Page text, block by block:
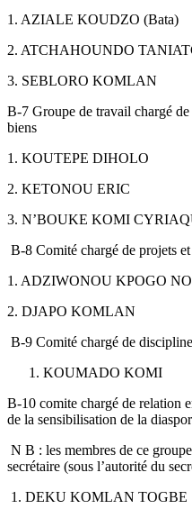
1. AZIALE KOUDZO (Bata)
2. ATCHAHOUNDO
3. SEBLORO KOMLAN
B-7 Groupe de travail chargé
biens
1. KOUTEPE DIHOLO
2. KETONOU ERIC
3. N’BOUKE KOMI
B-8 Comité chargé de projets
1. ADZIWONOU KPOGO
2. DJAPO KOMLAN
B-9 Comité chargé de
KOUMADO KOMI
B-10 comite chargé de relation
de la sensibilisation de la
N B : les membres de ce
secrétaire (sous l’autorité du
1. DEKU KOMLAN TOGBE